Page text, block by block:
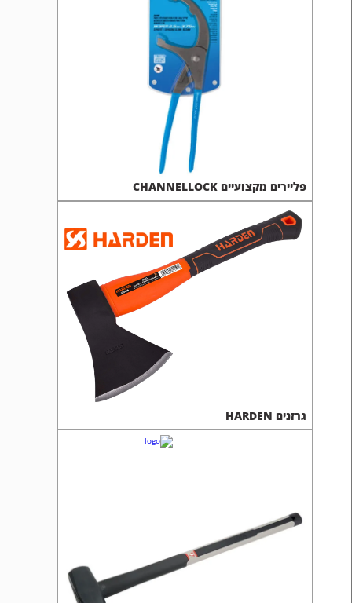
פליירים מקצועיים CHANNELLOCK
גרזנים HARDEN